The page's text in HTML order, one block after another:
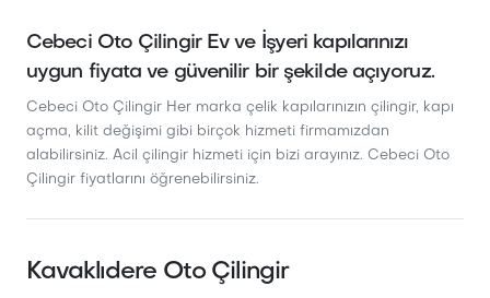
Cebeci Oto Çilingir Ev ve İşyeri kapılarınızı
uygun fiyata ve güvenilir bir şekilde açıyoruz.
Cebeci Oto Çilingir Her marka çelik kapılarınızın çilingir, kapı
açma, kilit değişimi gibi birçok hizmeti firmamızdan
alabilirsiniz. Acil çilingir hizmeti için bizi arayınız. Cebeci Oto
Çilingir fiyatlarını öğrenebilirsiniz.
Kavaklıdere Oto Çilingir